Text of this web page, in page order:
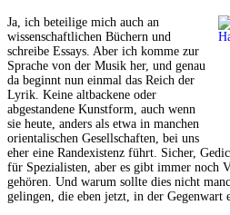
Ja, ich beteilige mich auch an
wissenschaftlichen Büchern und
schreibe Essays. Aber ich komme zur
Sprache von der Musik her, und genau
da beginnt nun einmal das Reich der
Lyrik. Keine altbackene oder
abgestandene Kunstform, auch wenn
sie heute, anders als etwa in manchen
orientalischen Gesellschaften, bei uns
eher eine Randexistenz führt. Sicher,
für Spezialisten, aber es gibt immer noch
gehören. Und warum sollte dies nicht
gelingen, die eben jetzt, in der Gegenwart